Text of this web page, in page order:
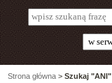
Strona główna > Szukaj "ANI"